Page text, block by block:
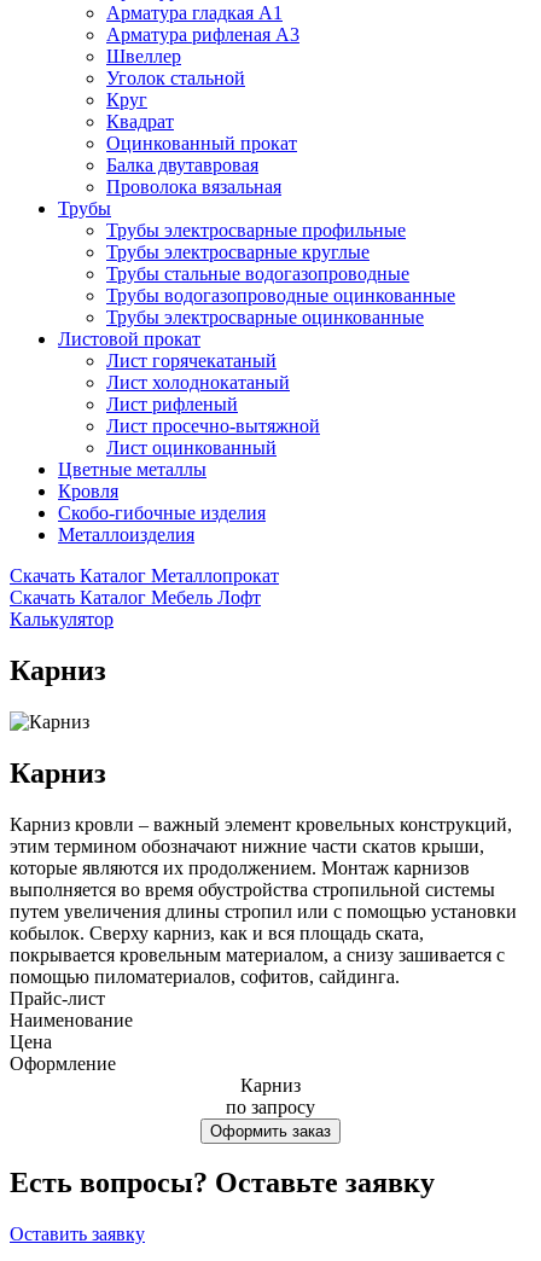
Арматура гладкая А1
Арматура рифленая А3
Швеллер
Уголок стальной
Круг
Квадрат
Оцинкованный прокат
Балка двутавровая
Проволока вязальная
Трубы
Трубы электросварные профильные
Трубы электросварные круглые
Трубы стальные водогазопроводные
Трубы водогазопроводные оцинкованные
Трубы электросварные оцинкованные
Листовой прокат
Лист горячекатаный
Лист холоднокатаный
Лист рифленый
Лист просечно-вытяжной
Лист оцинкованный
Цветные металлы
Кровля
Скобо-гибочные изделия
Металлоизделия
Скачать Каталог Металлопрокат
Скачать Каталог Мебель Лофт
Калькулятор
Карниз
Карниз
Карниз кровли – важный элемент кровельных конструкций,
этим термином обозначают нижние части скатов крыши,
которые являются их продолжением. Монтаж карнизов
выполняется во время обустройства стропильной системы
путем увеличения длины стропил или с помощью установки
кобылок. Сверху карниз, как и вся площадь ската,
покрывается кровельным материалом, а снизу зашивается с
помощью пиломатериалов, софитов, сайдинга.
Прайс-лист
Наименование
Цена
Оформление
Карниз
по запросу
Оформить заказ
Есть вопросы? Оставьте заявку
Оставить заявку